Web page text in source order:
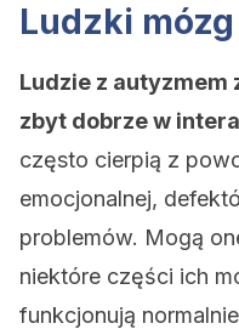
Ludzki
Ludzie z autyzmem
zbyt dobrze w
często cierpią z
emocjonalnej,
problemów. Mogą
niektóre części ich
funkcjonują